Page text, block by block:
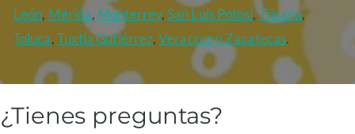
León, Mérida, Monterrey,San Luis Potosí,Tijuana,
Toluca,Tuxtla Gutiérrez,Veracruzy Zacatecas.
¿Tienes preguntas?